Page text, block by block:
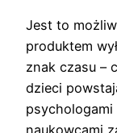
Jest to
produktem
znak czasu –
dzieci
naukowcami